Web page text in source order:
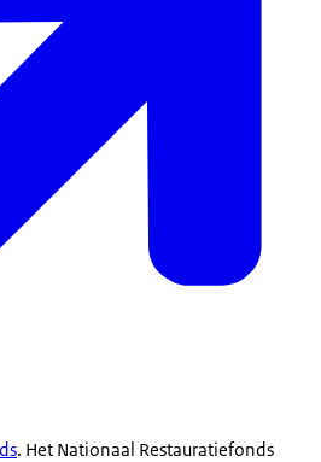
. Het Nationaal Restauratiefonds